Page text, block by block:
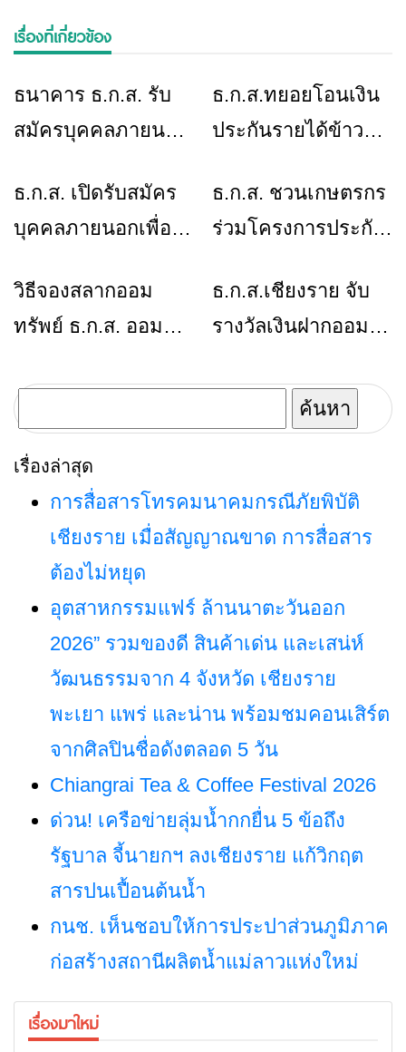
เรื่องที่เกี่ยวข้อง
ข่าวเชียงราย
ธนาคาร ธ.ก.ส. รับ
สมัครบุคคลภายนอก
อัตรา
ข่าวเชียงราย
ธ.ก.ส.ทยอยโอนเงิน
ประกันรายได้ข้าว
ชาวนาแล้ว
ข่าวเชียงราย
ธ.ก.ส. เปิดรับสมัคร
บุคคลภายนอกเพื่อ
อัตรา ประจำปี 2565
ข่าวเชียงราย
ธ.ก.ส. ชวนเกษตรกร
ร่วมโครงการประกัน
ข้าวโพดเลี้ยงสัตว์ ปี
65
ข่าวเชียงราย
วิธีจองสลากออม
ทรัพย์ ธ.ก.ส. ออม
บาท
ข่าวเชียงราย
ธ.ก.ส.เชียงราย จับ
รางวัลเงินฝากออม
มอบรางวัลกับผู้โชคดี
พร้อมกันทั่วประเทศ
สำหรับ:
เรื่องล่าสุด
การสื่อสารโทรคมนาคมกรณีภัยพิบัติ
เชียงราย เมื่อสัญญาณขาด การสื่อสาร
ต้องไม่หยุด
อุตสาหกรรมแฟร์ ล้านนาตะวันออก
2026” รวมของดี สินค้าเด่น และเสน่ห์
วัฒนธรรมจาก 4 จังหวัด เชียงราย
พะเยา แพร่ และน่าน พร้อมชมคอนเสิร์ต
จากศิลปินชื่อดังตลอด 5 วัน
Chiangrai Tea & Coffee Festival 2026
ด่วน! เครือข่ายลุ่มน้ำกกยื่น 5 ข้อถึง
รัฐบาล จี้นายกฯ ลงเชียงราย แก้วิกฤต
สารปนเปื้อนต้นน้ำ
กนช. เห็นชอบให้การประปาส่วนภูมิภาค
ก่อสร้างสถานีผลิตน้ำแม่ลาวแห่งใหม่
เรื่องมาใหม่